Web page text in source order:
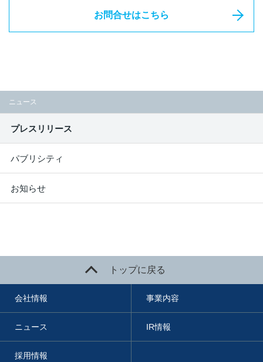
お問合せはこちら
ニュース
プレスリリース
パブリシティ
お知らせ
トップに戻る
会社情報 事業内容
ニュース IR情報
採用情報